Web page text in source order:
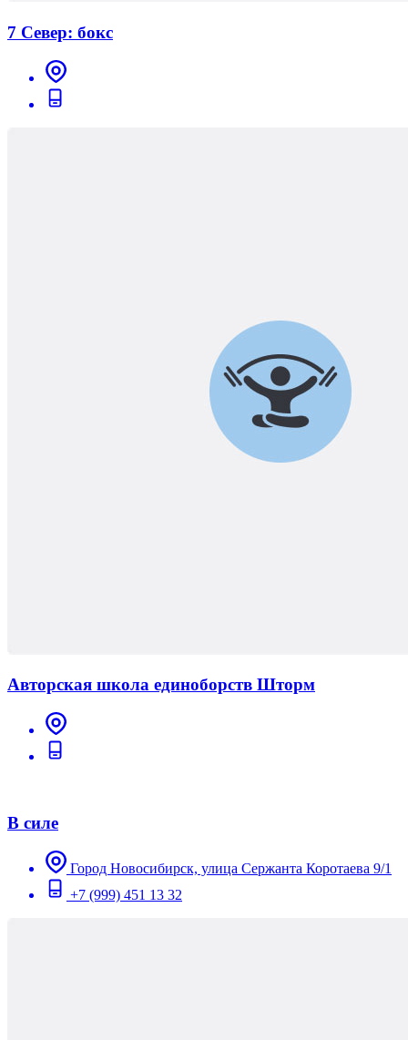
7 Север: бокс
Авторская школа единоборств Шторм
В силе
Город Новосибирск, улица Сержанта Коротаева 9/1
+7 (999) 451 13 32